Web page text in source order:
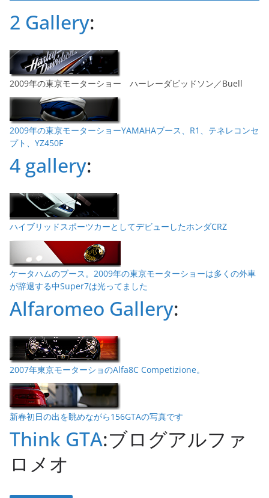
2 Gallery:
2009年の東京モーターショー ハーレーダビッドソン／Buell
2009年の東京モーターショーYAMAHAブース、R1、テネレコンセ
プト、YZ450F
4 gallery:
ハイブリッドスポーツカーとしてデビューしたホンダCRZ
ケータハムのブース。2009年の東京モーターショーは多くの外車
が辞退する中Super7は光ってました
Alfaromeo Gallery:
2007年東京モーターショのAlfa8C Competizione。
新春初日の出を眺めながら156GTAの写真です
Think GTA:ブログアルファ
ロメオ